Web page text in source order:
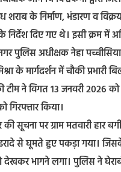
शराब के निर्माण, भंडारण व
निर्देश दिए गए थे। इसी क्रम में
पुलिस अधीक्षक नेहा
के मार्गदर्शन में चौकी प्रभारी
टीम ने विगत 13 जनवरी 2026
गिरफ्तार किया।
सूचना पर ग्राम मतवारी हार
से घूमते हुए पकड़ा गया।
भागने लगा। पुलिस ने